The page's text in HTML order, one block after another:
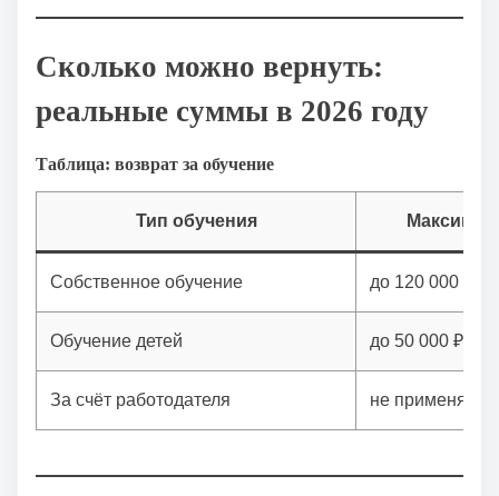
Сколько можно вернуть:
реальные суммы в 2026 году
Таблица: возврат за обучение
Тип обучения
Собственное обучение до 120 000 ₽
Обучение детей до 50 000 ₽
За счёт работодателя не